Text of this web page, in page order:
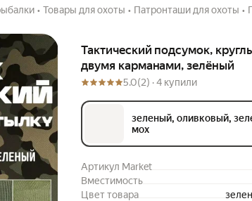
• Товары для охоты • Патронташи для охоты •
Тактический подсумок,
двумя карманами, зелёный
5.0(2) ·4 купили
зеленый, оливковый,
мох
Артикул Market
Вместимость
Цвет товара